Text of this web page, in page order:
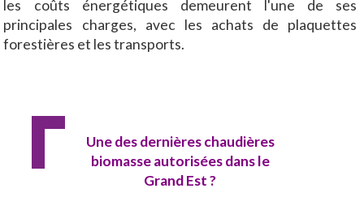
les coûts énergétiques demeurent l'une de ses
principales charges, avec les achats de plaquettes
forestières et les transports.
Une des dernières chaudières
biomasse autorisées dans le
Grand Est ?